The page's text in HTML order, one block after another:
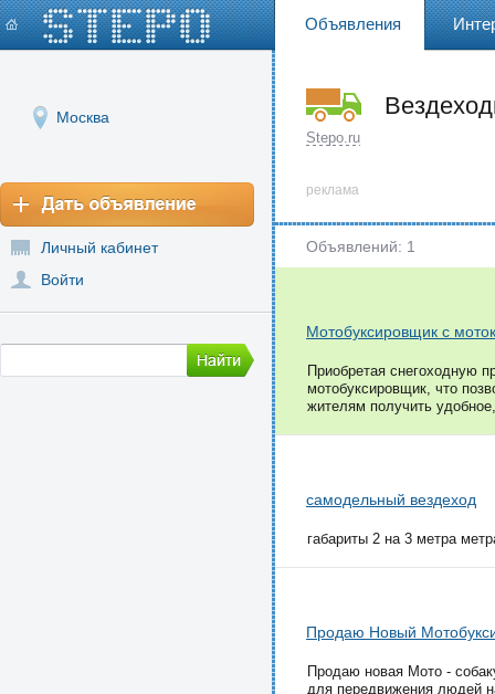
Объявления
Москва
Личный кабинет
Войти
Stepo.ru
реклама
Объявлений: 1
Мотобуксировщик с
Приобретая снегоходную
мотобуксировщик, что
жителям получить
самодельный вездеход
габариты 2 на 3 метра
Продаю Новый
Продаю новая Мото -
для передвижения людей